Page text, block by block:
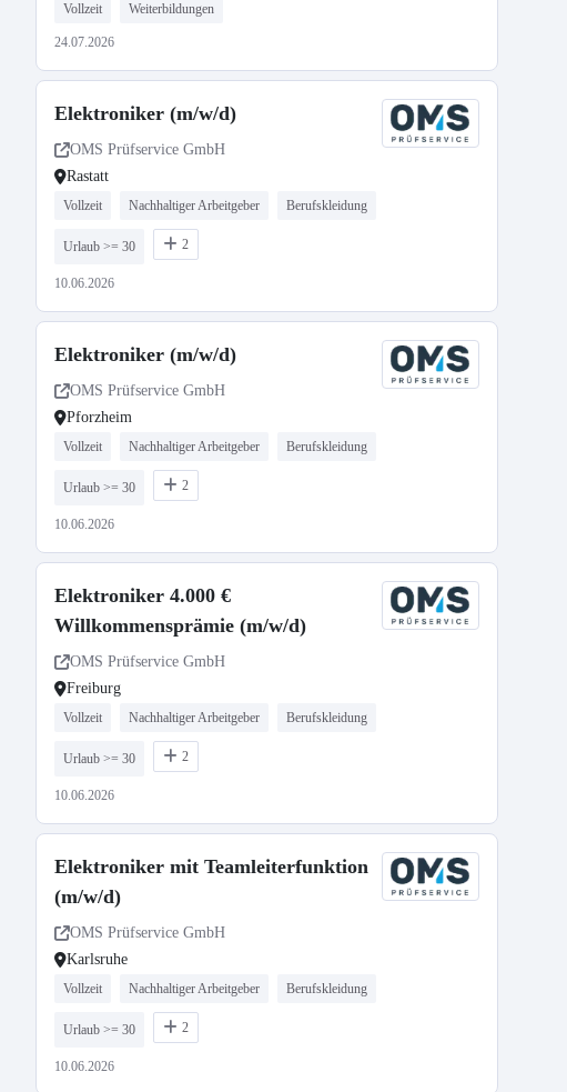
Vollzeit Weiterbildungen
24.07.2026
Elektroniker (m/w/d)
OMS Prüfservice GmbH
Rastatt
Vollzeit Nachhaltiger Arbeitgeber Berufskleidung
Urlaub >= 30 2
10.06.2026
Elektroniker (m/w/d)
OMS Prüfservice GmbH
Pforzheim
Vollzeit Nachhaltiger Arbeitgeber Berufskleidung
Urlaub >= 30 2
10.06.2026
Elektroniker 4.000 €
Willkommensprämie (m/w/d)
OMS Prüfservice GmbH
Freiburg
Vollzeit Nachhaltiger Arbeitgeber Berufskleidung
Urlaub >= 30 2
10.06.2026
Elektroniker mit Teamleiterfunktion
(m/w/d)
OMS Prüfservice GmbH
Karlsruhe
Vollzeit Nachhaltiger Arbeitgeber Berufskleidung
Urlaub >= 30 2
10.06.2026